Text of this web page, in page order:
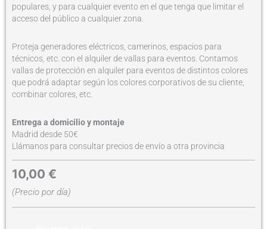
populares, y para cualquier evento en el que tenga que limitar el
acceso del público a cualquier zona.
Proteja generadores eléctricos, camerinos, espacios para
técnicos, etc. con el alquiler de vallas para eventos. Contamos
vallas de protección en alquiler para eventos de distintos colores
que podrá adaptar según los colores corporativos de su cliente,
combinar colores, etc.
Entrega a domicilio y montaje
Madrid desde 50€
Llámanos para consultar precios de envío a otra provincia
(Precio por día)
10,00 €